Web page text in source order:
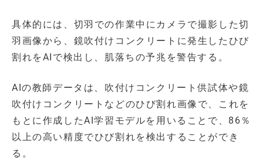
具体的には、切羽での作業中にカメラで撮影した切
羽画像から、鏡吹付けコンクリートに発生したひび
割れをAIで検出し、肌落ちの予兆を警告する。
AIの教師データは、吹付けコンクリート供試体や鏡
吹付けコンクリートなどのひび割れ画像で、これを
もとに作成したAI学習モデルを用いることで、86％
以上の高い精度でひび割れを検出することができ
る。